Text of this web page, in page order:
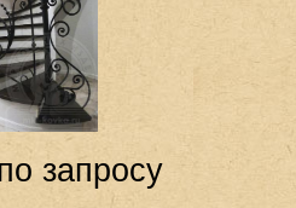
запросу